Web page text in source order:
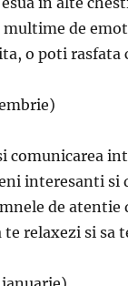
de
o poti rasfata
comunicarea
interesanti
de atentie
relaxezi si sa